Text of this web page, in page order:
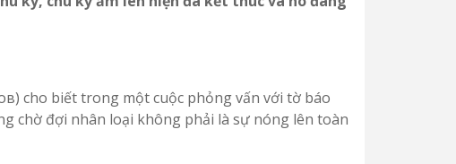
cho biết trong một cuộc phỏng vấn với tờ báo
chờ đợi nhân loại không phải là sự nóng lên toàn